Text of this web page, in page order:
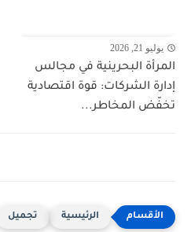
يوليو 21, 2026
المرأة البحرينية في مجالس
إدارة الشركات: قوة اقتصادية
تخفّض المخاطر...
الرئيسية تجميل